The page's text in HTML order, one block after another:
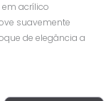
acrílico
suavemente
de elegância a